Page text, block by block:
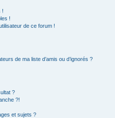
!
!
de ce forum !
de ma liste d’amis ou d’ignorés ?
?
?!
et sujets ?